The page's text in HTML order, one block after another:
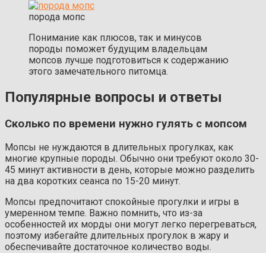
порода мопс
Понимание как плюсов, так и минусов
породы поможет будущим владельцам
мопсов лучше подготовиться к содержанию
этого замечательного питомца.
Популярные вопросы и ответы
Сколько по времени нужно гулять с мопсом
Мопсы не нуждаются в длительных прогулках, как
многие крупные породы. Обычно они требуют около 30-
45 минут активности в день, которые можно разделить
на два коротких сеанса по 15-20 минут.
Мопсы предпочитают спокойные прогулки и игры в
умеренном темпе. Важно помнить, что из-за
особенностей их морды они могут легко перегреваться,
поэтому избегайте длительных прогулок в жару и
обеспечивайте достаточное количество воды.